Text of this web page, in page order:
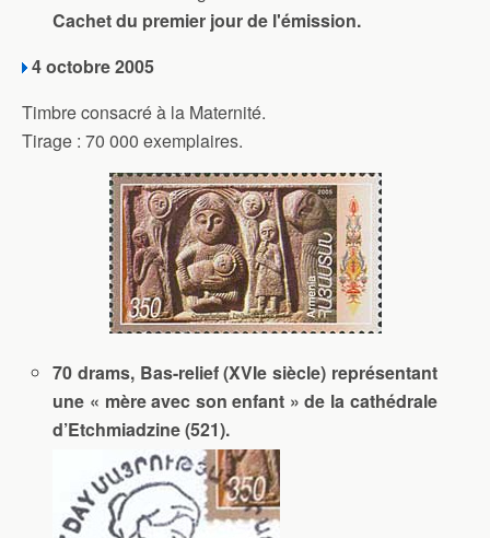
Cachet du premier jour de l'émission.
4 octobre 2005
Timbre consacré à la Maternité.
Tirage : 70 000 exemplaires.
70 drams, Bas-relief (XVIe siècle) représentant
une « mère avec son enfant » de la cathédrale
d’Etchmiadzine (521).